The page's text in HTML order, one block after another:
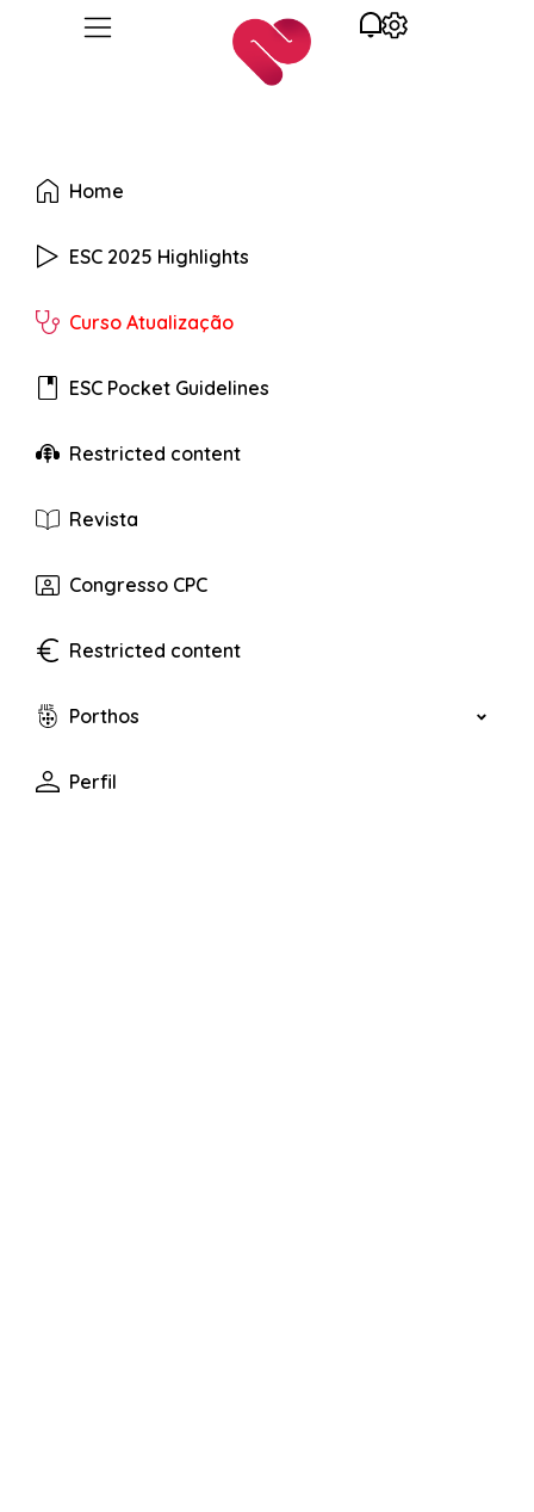
Home
ESC 2025 Highlights
Curso Atualização
ESC Pocket Guidelines
Restricted content
Revista
Congresso CPC
Restricted content
Porthos
Perfil